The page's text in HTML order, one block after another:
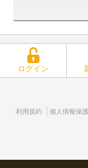
ログイン
利用規約 個人情報保